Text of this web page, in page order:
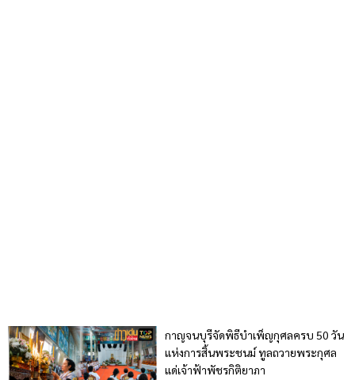
กาญจนบุรีจัดพิธีบำเพ็ญกุศลครบ 50 วัน
แห่งการสิ้นพระชนม์ ทูลถวายพระกุศล
แด่เจ้าฟ้าพัชรกิติยาภา